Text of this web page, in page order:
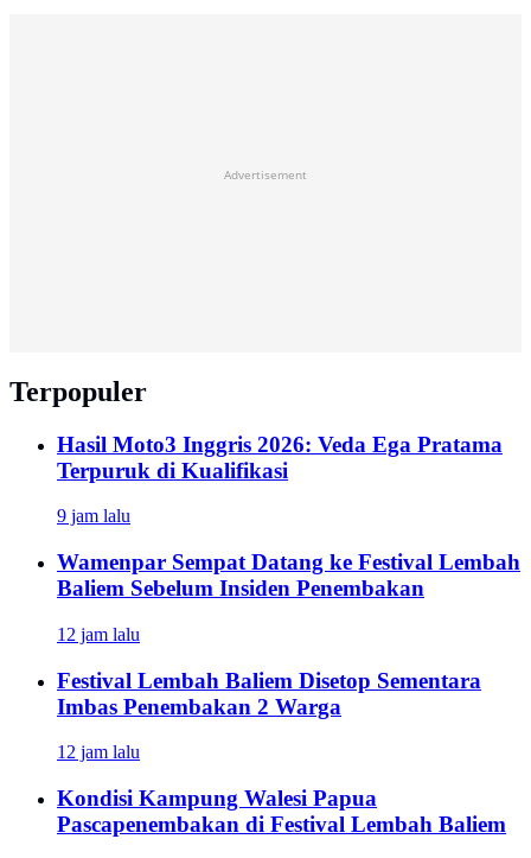
Advertisement
Terpopuler
Hasil Moto3 Inggris 2026: Veda Ega Pratama
Terpuruk di Kualifikasi
9 jam lalu
Wamenpar Sempat Datang ke Festival Lembah
Baliem Sebelum Insiden Penembakan
12 jam lalu
Festival Lembah Baliem Disetop Sementara
Imbas Penembakan 2 Warga
12 jam lalu
Kondisi Kampung Walesi Papua
Pascapenembakan di Festival Lembah Baliem